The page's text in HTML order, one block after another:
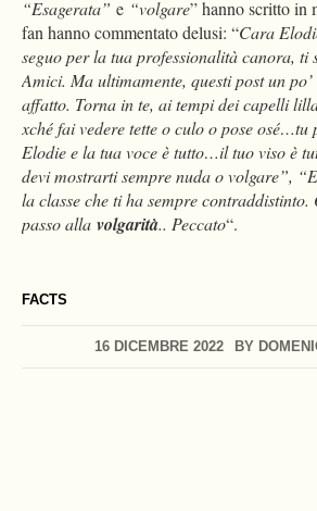
FACTS
16 DICEMBRE 2022 BY
“Esagerata” e “volgare” hanno scritto in
fan hanno commentato delusi: “Cara
seguo per la tua professionalità canora, ti
Amici. Ma ultimamente, questi post un
affatto. Torna in te, ai tempi dei capelli
xché fai vedere tette o culo o pose osé…tu
Elodie e la tua voce è tutto…il tuo viso è
devi mostrarti sempre nuda o volgare”,
la classe che ti ha sempre
passo alla volgarità.. Peccato“.